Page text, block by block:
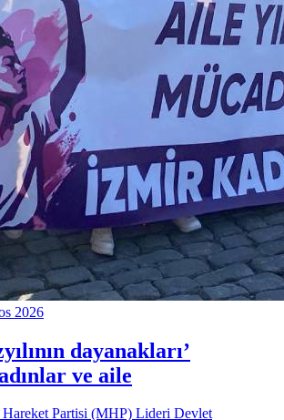
2026
dayanakları’
ve aile
Partisi (MHP) Lideri Devlet